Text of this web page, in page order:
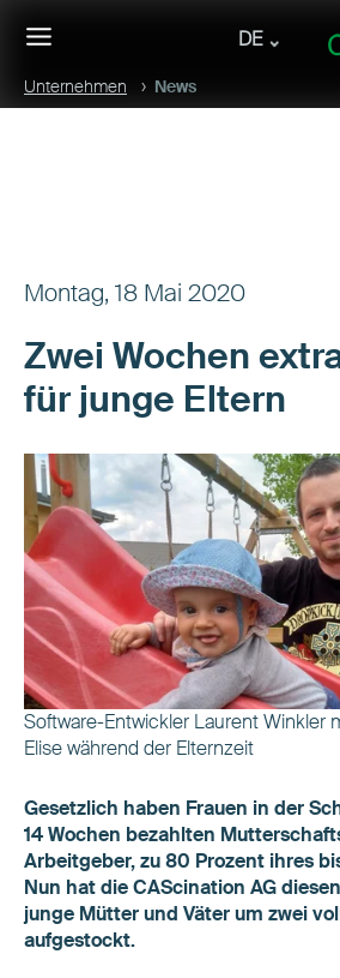
DE
Unternehmen News
Montag, 18 Mai 2020
Zwei Wochen
für junge Eltern
Software-Entwickler Laurent Winkler
Elise während der Elternzeit
Gesetzlich haben Frauen in der
14 Wochen bezahlten
Arbeitgeber, zu 80 Prozent ihres
Nun hat die CAScination AG
junge Mütter und Väter um zwei
aufgestockt.